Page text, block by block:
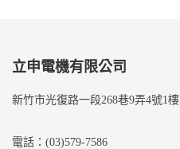
立申電機有限公司
新竹市光復路一段268巷9弄4號1樓
電話：(03)579-7586